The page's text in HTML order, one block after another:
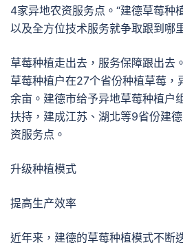
4家异地农资服务点。“建德草莓种
以及全方位技术服务就争取跟到哪
草莓种植走出去，服务保障跟出去
草莓种植户在27个省份种植草莓，
余亩。建德市给予异地草莓种植户
扶持，建成江苏、湖北等9省份建
资服务点。
升级种植模式
提高生产效率
近年来，建德的草莓种植模式不断